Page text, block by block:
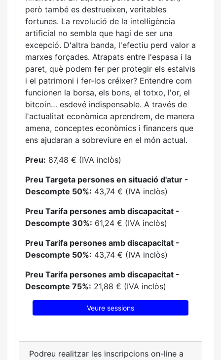
però també es destrueixen, veritables
fortunes. La revolució de la intel·ligència
artificial no sembla que hagi de ser una
excepció. D'altra banda, l'efectiu perd valor a
marxes forçades. Atrapats entre l'espasa i la
paret, què podem fer per protegir els estalvis
i el patrimoni i fer-los créixer? Entendre com
funcionen la borsa, els bons, el totxo, l'or, el
bitcoin… esdevé indispensable. A través de
l'actualitat econòmica aprendrem, de manera
amena, conceptes econòmics i financers que
ens ajudaran a sobreviure en el món actual.
Preu: 87,48 € (IVA inclòs)
Preu Targeta persones en situació d'atur -
Descompte 50%: 43,74 € (IVA inclòs)
Preu Tarifa persones amb discapacitat -
Descompte 30%: 61,24 € (IVA inclòs)
Preu Tarifa persones amb discapacitat -
Descompte 50%: 43,74 € (IVA inclòs)
Preu Tarifa persones amb discapacitat -
Descompte 75%: 21,88 € (IVA inclòs)
Veure sessions
Podreu realitzar les inscripcions on-line a